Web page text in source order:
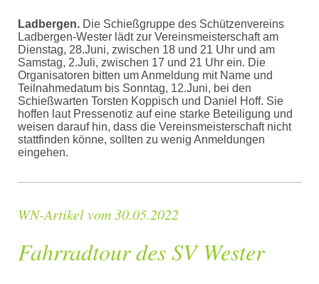
Ladbergen. Die Schießgruppe des Schützenvereins
Ladbergen-Wester lädt zur Vereinsmeisterschaft am
Dienstag, 28.Juni, zwischen 18 und 21 Uhr und am
Samstag, 2.Juli, zwischen 17 und 21 Uhr ein. Die
Organisatoren bitten um Anmeldung mit Name und
Teilnahmedatum bis Sonntag, 12.Juni, bei den
Schießwarten Torsten Koppisch und Daniel Hoff. Sie
hoffen laut Pressenotiz auf eine starke Beteiligung und
weisen darauf hin, dass die Vereinsmeisterschaft nicht
stattfinden könne, sollten zu wenig Anmeldungen
eingehen.
WN-Artikel vom 30.05.2022
Fahrradtour des SV Wester